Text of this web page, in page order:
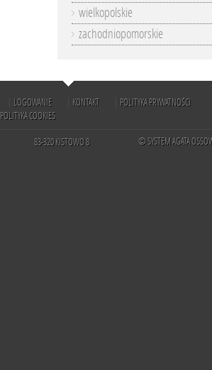
wielkopolskie
zachodniopomorskie
LOGOWANIE KONTAKT
POLITYKA PRYWATNOŚCI
POLITYKA COOKIES
83-320 KISTOWO 8 © SYSTEM AGATA